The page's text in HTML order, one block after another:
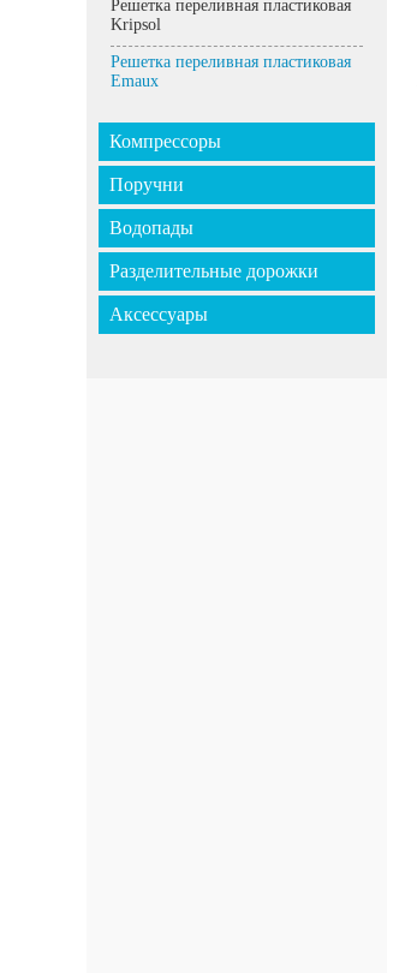
Решетка переливная пластиковая
Kripsol
Решетка переливная пластиковая
Emaux
Компрессоры
Поручни
Водопады
Разделительные дорожки
Аксессуары